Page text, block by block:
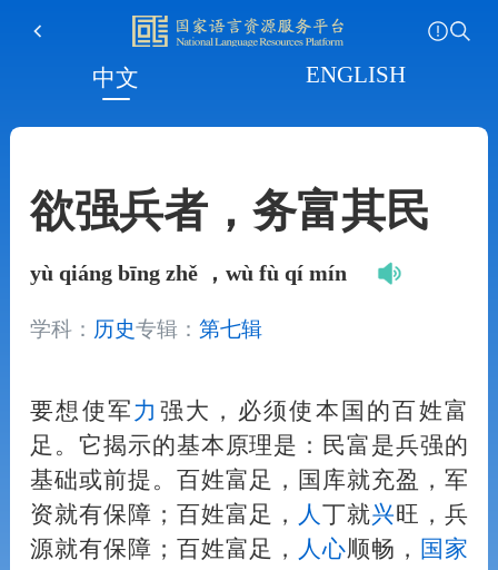
中文 ENGLISH
欲强兵者，务富其民
yù qiáng bīng zhě ，wù fù qí mín
学科： 历史专辑： 第七辑
要想使军力 强大，必须使本国的百姓富
足。它揭示的基本原理是：民富是兵强的
基础或前提。百姓富足，国库就充盈，军
资就有保障；百姓富足，
人丁就兴旺，兵
源就有保障；百姓富足，
人心顺畅，
国家